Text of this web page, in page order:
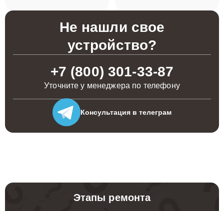
Не нашли свое
устройство?
+7 (800) 301-33-87
Уточните у менеджера по телефону
Консультация в телеграм
Этапы ремонта